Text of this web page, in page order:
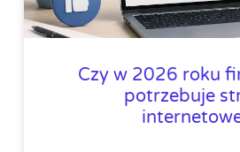
Czy w 2026 roku
potrzebuje